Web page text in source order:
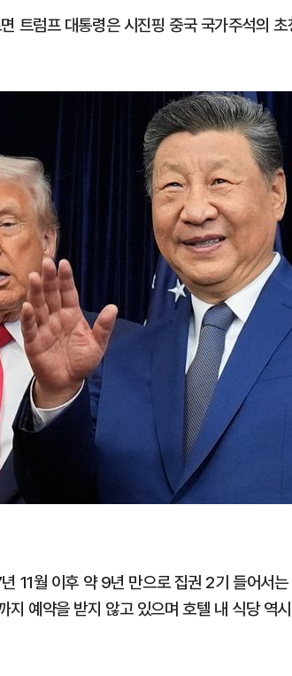
트럼프 대통령은 시진핑 중국 국가주석의
11월 이후 약 9년 만으로 집권 2기 들어서
예약을 받지 않고 있으며 호텔 내 식당 역